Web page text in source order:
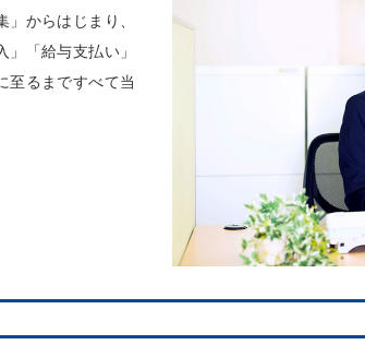
からはじまり、
」「給与支払い」
至るまですべて当